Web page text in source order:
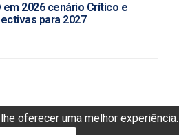
oferecer uma melhor experiência.
em 2026 cenário Crítico e
para 2027